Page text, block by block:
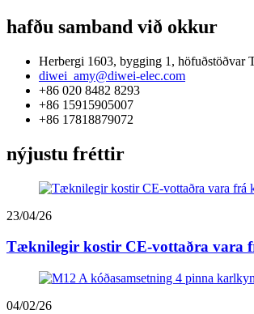
hafðu samband við okkur
Herbergi 1603, bygging 1, höfuðstöðvar
diwei_amy@diwei-elec.com
+86 020 8482 8293
+86 15915905007
+86 17818879072
nýjustu fréttir
23/04/26
Tæknilegir kostir CE-vottaðra vara
04/02/26